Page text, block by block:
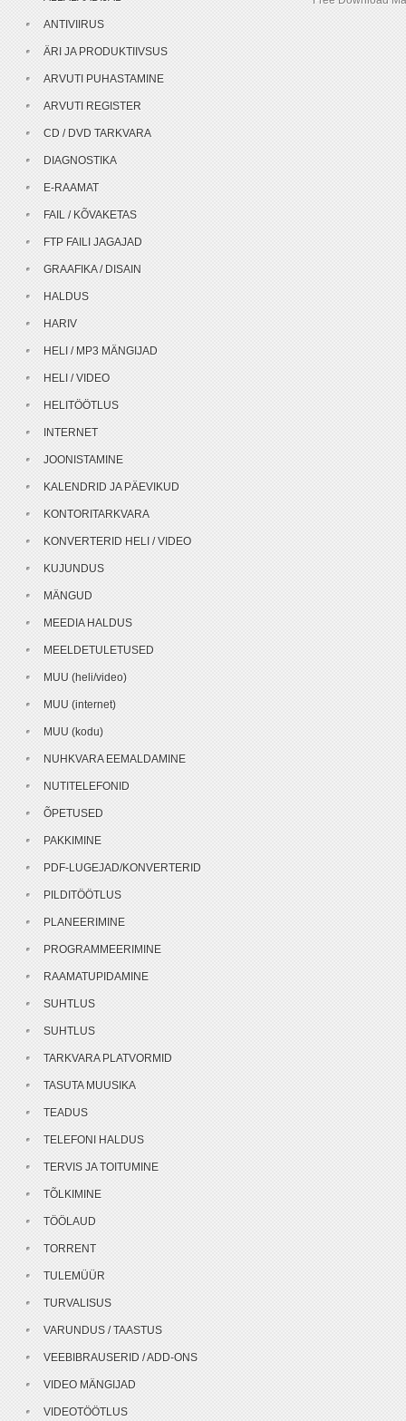
ANTIVIIRUS
ÄRI JA PRODUKTIIVSUS
ARVUTI PUHASTAMINE
ARVUTI REGISTER
CD / DVD TARKVARA
DIAGNOSTIKA
E-RAAMAT
FAIL / KÕVAKETAS
FTP FAILI JAGAJAD
GRAAFIKA / DISAIN
HALDUS
HARIV
HELI / MP3 MÄNGIJAD
HELI / VIDEO
HELITÖÖTLUS
INTERNET
JOONISTAMINE
KALENDRID JA PÄEVIKUD
KONTORITARKVARA
KONVERTERID HELI / VIDEO
KUJUNDUS
MÄNGUD
MEEDIA HALDUS
MEELDETULETUSED
MUU (heli/video)
MUU (internet)
MUU (kodu)
NUHKVARA EEMALDAMINE
NUTITELEFONID
ÕPETUSED
PAKKIMINE
PDF-LUGEJAD/KONVERTERID
PILDITÖÖTLUS
PLANEERIMINE
PROGRAMMEERIMINE
RAAMATUPIDAMINE
SUHTLUS
SUHTLUS
TARKVARA PLATVORMID
TASUTA MUUSIKA
TEADUS
TELEFONI HALDUS
TERVIS JA TOITUMINE
TÕLKIMINE
TÖÖLAUD
TORRENT
TULEMÜÜR
TURVALISUS
VARUNDUS / TAASTUS
VEEBIBRAUSERID / ADD-ONS
VIDEO MÄNGIJAD
VIDEOTÖÖTLUS